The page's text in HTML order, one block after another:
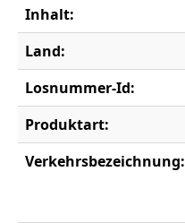
Inhalt:
Land:
Losnummer-Id:
Produktart:
Verkehrsbezeichnung: